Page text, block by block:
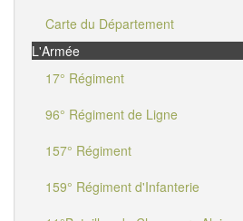
Carte du Département
L'Armée
17° Régiment
96° Régiment de Ligne
157° Régiment
159° Régiment d'Infanterie